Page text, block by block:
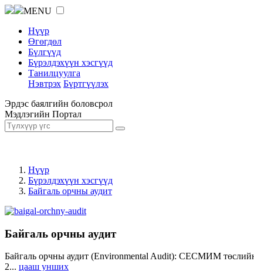
MENU
Нүүр
Өгөгдөл
Бүлгүүд
Бүрэлдэхүүн хэсгүүд
Танилцуулга
Нэвтрэх Бүртгүүлэх
Эрдэс баялгийн боловсрол
Мэдлэгийн Портал
Нүүр
Бүрэлдэхүүн хэсгүүд
Байгаль орчны аудит
Байгаль орчны аудит
Байгаль орчны аудит (Environmental Audit): СЕСМИМ
2... цааш унших